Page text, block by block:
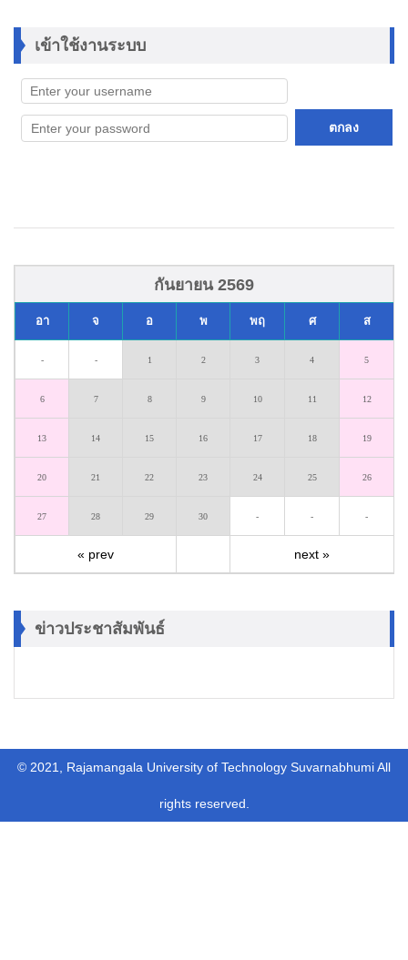
เข้าใช้งานระบบ
ตกลง
กันยายน 2569
อา จ อ พ พฤ ศ ส
- - 1 2 3 4 5
6 7 8 9 10 11 12
13 14 15 16 17 18 19
20 21 22 23 24 25 26
27 28 29 30 - - -
« prev next »
ข่าวประชาสัมพันธ์
© 2021, Rajamangala University of Technology Suvarnabhumi All
rights reserved.